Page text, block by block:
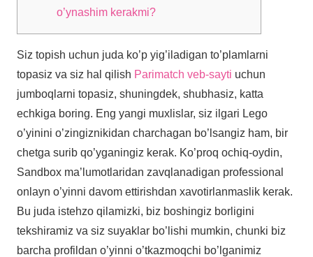
o’ynashim kerakmi?
Siz topish uchun juda ko’p yig’iladigan to’plamlarni
topasiz va siz hal qilish Parimatch veb-sayti uchun
jumboqlarni topasiz, shuningdek, shubhasiz, katta
echkiga boring. Eng yangi muxlislar, siz ilgari Lego
o’yinini o’zingiznikidan charchagan bo’lsangiz ham, bir
chetga surib qo’yganingiz kerak. Ko’proq ochiq-oydin,
Sandbox ma’lumotlaridan zavqlanadigan professional
onlayn o’yinni davom ettirishdan xavotirlanmaslik kerak.
Bu juda istehzo qilamizki, biz boshingiz borligini
tekshiramiz va siz suyaklar bo’lishi mumkin, chunki biz
barcha profildan o’yinni o’tkazmoqchi bo’lganimiz